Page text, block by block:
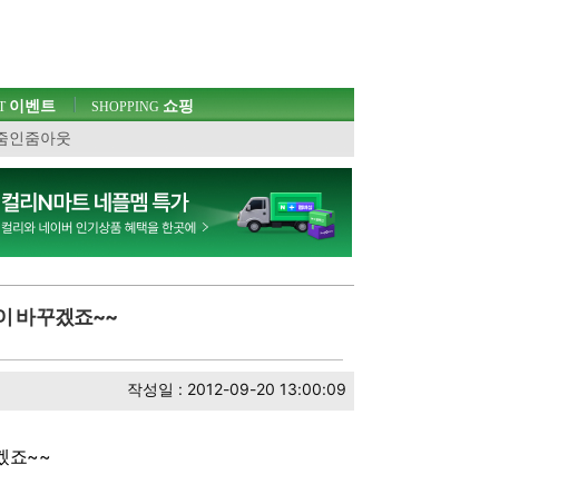
인줌아웃
이벤트 SHOPPING 쇼핑
바꾸겠죠~~
작성일 : 2012-09-20 13:00:09
죠~~